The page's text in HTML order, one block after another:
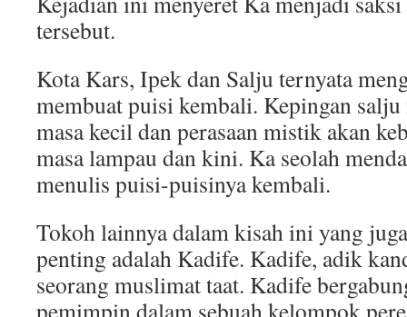
tersebut.
Kota Kars, Ipek dan Salju ternyata
membuat puisi kembali. Kepingan
masa kecil dan perasaan mistik akan
masa lampau dan kini. Ka seolah
menulis puisi-puisinya kembali.
Tokoh lainnya dalam kisah ini yang
penting adalah Kadife. Kadife, adik
seorang muslimat taat. Kadife
pemimpin dalam sebuah kelompok